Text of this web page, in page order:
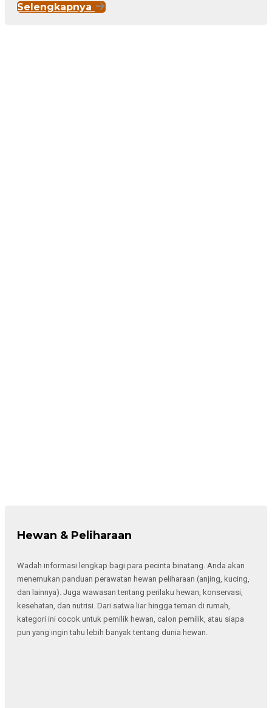
Selengkapnya
Hewan & Peliharaan
Wadah informasi lengkap bagi para pecinta binatang. Anda akan
menemukan panduan perawatan hewan peliharaan (anjing, kucing,
dan lainnya). Juga wawasan tentang perilaku hewan, konservasi,
kesehatan, dan nutrisi. Dari satwa liar hingga teman di rumah,
kategori ini cocok untuk pemilik hewan, calon pemilik, atau siapa
pun yang ingin tahu lebih banyak tentang dunia hewan.